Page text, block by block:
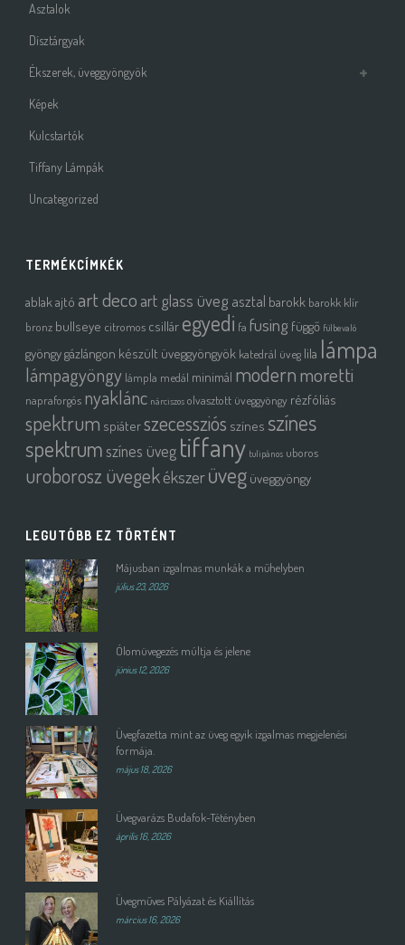
Asztalok
Dísztárgyak
Ékszerek, üveggyöngyök
Képek
Kulcstartók
Tiffany Lámpák
Uncategorized
TERMÉKCÍMKÉK
ablakajtó art deco art glass üvegasztal barokk barokk klír
bronz bullseye citromos csillár egyedi fa fusing függő fülbevaló
gyöngygázlángon készült üveggyöngyök katedrál üveg lila lámpa
lámpagyöngy lámpla medál minimál modernmoretti
napraforgós nyaklánc nárciszos olvasztott üveggyöngy rézfóliás
spektrum spiáterszecessziós színes színes
spektrumszínes üveg tiffany tulipános uboros
uroborosz üvegekékszerüveg üveggyöngy
LEGUTÓBB EZ TÖRTÉNT
Májusban izgalmas munkák a műhelyben
július 23, 2026
Ólomüvegezés múltja és jelene
június 12, 2026
Üvegfazetta mint az üveg egyik izgalmas megjelenési
formája.
május 18, 2026
Üvegvarázs Budafok-Tétényben
április 16, 2026
Üvegműves Pályázat és Kiállítás
március 16, 2026